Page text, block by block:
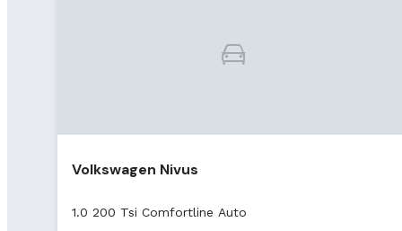
Volkswagen Nivus
1.0 200 Tsi Comfortline Auto